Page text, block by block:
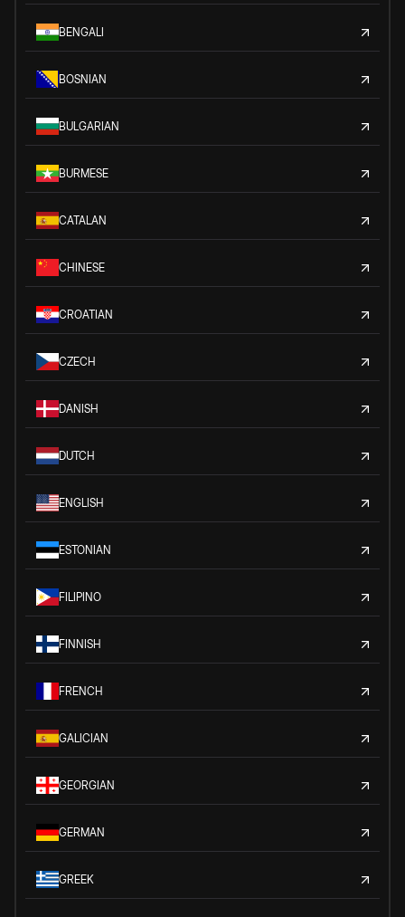
BENGALI
BOSNIAN
BULGARIAN
BURMESE
CATALAN
CHINESE
CROATIAN
CZECH
DANISH
DUTCH
ENGLISH
ESTONIAN
FILIPINO
FINNISH
FRENCH
GALICIAN
GEORGIAN
GERMAN
GREEK